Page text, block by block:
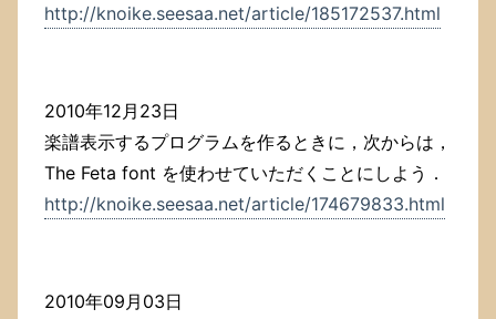
http://knoike.seesaa.net/article/185172537.html
2010年12月23日
楽譜表示するプログラムを作るときに，次からは，
The Feta font を使わせていただくことにしよう．
http://knoike.seesaa.net/article/174679833.html
2010年09月03日